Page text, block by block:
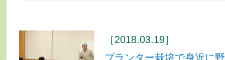
［2018.03.19］
プランター栽培で身近に